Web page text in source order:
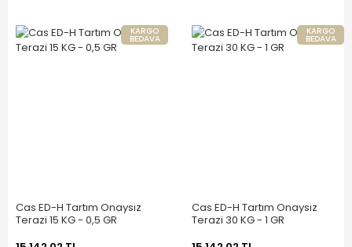
KARGO
BEDAVA
Cas ED-H Tartım Onaysız
Terazi 15 KG - 0,5 GR
KARGO
BEDAVA
Cas ED-H Tartım Onaysız
Terazi 30 KG - 1 GR